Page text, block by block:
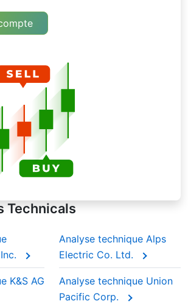
aux variations de prix.
exponentielle (EMA)
les données récentes, mais de
continue. Contrairement à la
plus anciennes ne sont
abandonnées son poids
en plus faible au fil du temps.
plus de poids aux prix récents tout
anciens en arrière-plan. Lors de
la moyenne mobile de Lanxess AG
saisons de résultats, les traders
sur les EMA pour repérer
Technicals
Analyse technique Alps
Electric Co. Ltd.
K&S AG
Analyse technique Union
Pacific Corp.